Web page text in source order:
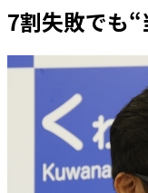
7割失敗でも“